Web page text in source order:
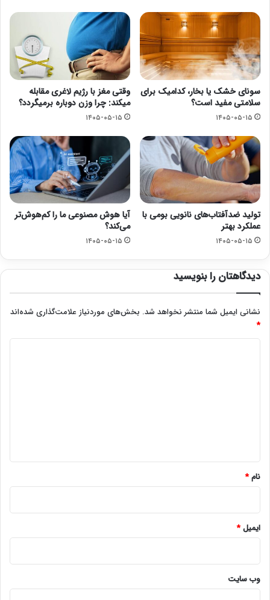
سونای خشک یا بخار، کدامیک برای
سلامتی مفید است؟
۱۴۰۵-۰۵-۱۵
وقتی مغز با رژیم لاغری مقابله
میکند: چرا وزن دوباره برمیگردد؟
۱۴۰۵-۰۵-۱۵
تولید ضدآفتاب‌های نانویی بومی با
عملکرد بهتر
۱۴۰۵-۰۵-۱۵
آیا هوش مصنوعی ما را کم‌هوش‌تر
می‌کند؟
۱۴۰۵-۰۵-۱۵
دیدگاهتان را بنویسید
نشانی ایمیل شما منتشر نخواهد شد. بخش‌های موردنیاز علامت‌گذاری شده‌اند
*
نام*
ایمیل*
وب‌ سایت